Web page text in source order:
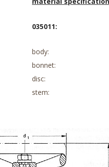
035011:
body:
bonnet:
disc:
stem: